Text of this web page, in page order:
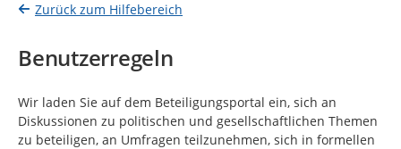
Zurück zum Hilfebereich
Benutzerregeln
Wir laden Sie auf dem Beteiligungsportal ein, sich an
Diskussionen zu politischen und gesellschaftlichen Themen
zu beteiligen, an Umfragen teilzunehmen, sich in formellen